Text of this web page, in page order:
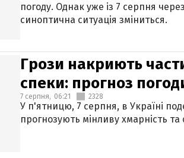
погоду. Однак уже із 7 серпня
синоптична ситуація зміниться.
Грози накриють
спеки: прогноз
7 серпня, 06:21 2328
У п'ятницю, 7 серпня, в Україні
прогнозують мінливу хмарність та